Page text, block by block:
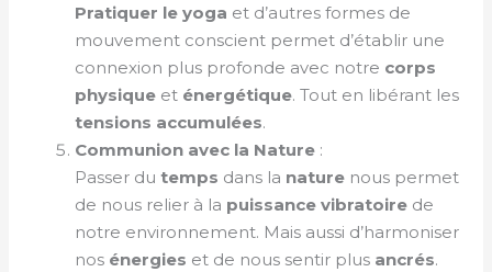
Pratiquer le yoga et d’autres formes de
mouvement conscient permet d’établir une
connexion plus profonde avec notre corps
physique et énergétique. Tout en libérant les
tensions accumulées.
Communion avec la Nature :
Passer dutemps dans la nature nous permet
de nous relier à la puissance vibratoire de
notre environnement. Mais aussi d’harmoniser
nos énergies et de nous sentir plus ancrés.